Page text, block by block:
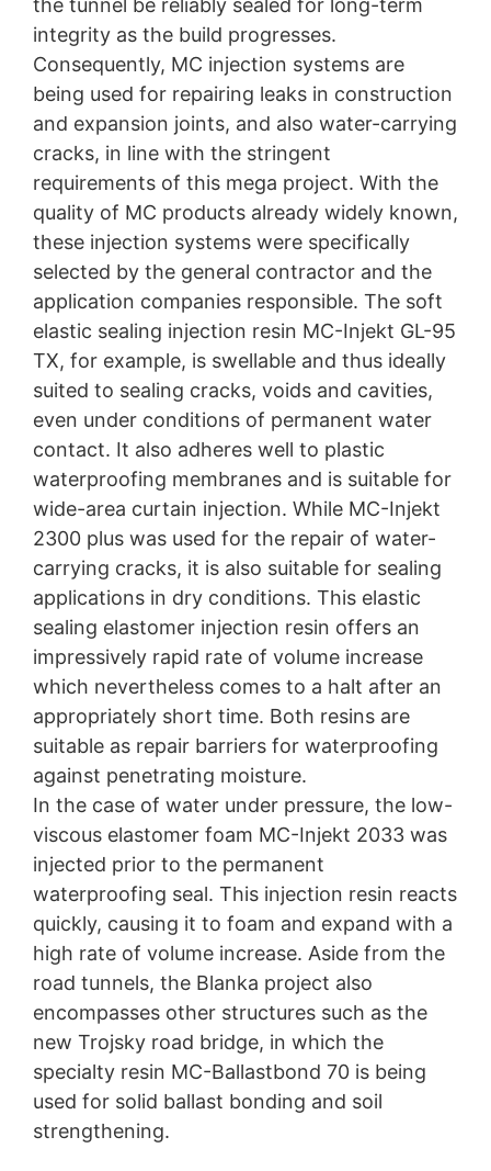
the tunnel be reliably sealed for long-term
integrity as the build progresses.
Consequently, MC injection systems are
being used for repairing leaks in construction
and expansion joints, and also water-carrying
cracks, in line with the stringent
requirements of this mega project. With the
quality of MC products already widely known,
these injection systems were specifically
selected by the general contractor and the
application companies responsible. The soft
elastic sealing injection resin MC-Injekt GL-95
TX, for example, is swellable and thus ideally
suited to sealing cracks, voids and cavities,
even under conditions of permanent water
contact. It also adheres well to plastic
waterproofing membranes and is suitable for
wide-area curtain injection. While MC-Injekt
2300 plus was used for the repair of water-
carrying cracks, it is also suitable for sealing
applications in dry conditions. This elastic
sealing elastomer injection resin offers an
impressively rapid rate of volume increase
which nevertheless comes to a halt after an
appropriately short time. Both resins are
suitable as repair barriers for waterproofing
against penetrating moisture.
In the case of water under pressure, the low-
viscous elastomer foam MC-Injekt 2033 was
injected prior to the permanent
waterproofing seal. This injection resin reacts
quickly, causing it to foam and expand with a
high rate of volume increase. Aside from the
road tunnels, the Blanka project also
encompasses other structures such as the
new Trojsky road bridge, in which the
specialty resin MC-Ballastbond 70 is being
used for solid ballast bonding and soil
strengthening.
Droit à la portabilité des données
Vous avez le droit que les données que nous traitons sur
la base de votre consentement ou en exécution d'un
contrat vous soient automatiquement transmises ou
soient transmises à un tiers dans un format standard
lisible par machine. Si vous souhaitez que les données
soient transmises directement à une autre partie
responsable, cela ne sera fait que dans la mesure où
cela est techniquement possible.
Information, correction, blocage, suppression
Comme le permet l'Art. 15 PIBR, vous avez le droit
d'obtenir à tout moment des informations gratuites sur
les données personnelles vous concernant qui sont
enregistrées. Vous avez également le droit de faire
corriger, bloquer ou supprimer ces données.